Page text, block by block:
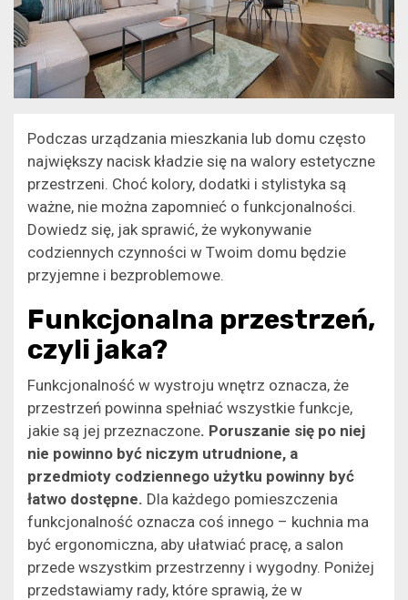
Podczas urządzania mieszkania lub domu często
największy nacisk kładzie się na walory estetyczne
przestrzeni. Choć kolory, dodatki i stylistyka są
ważne, nie można zapomnieć o funkcjonalności.
Dowiedz się, jak sprawić, że wykonywanie
codziennych czynności w Twoim domu będzie
przyjemne i bezproblemowe.
Funkcjonalna przestrzeń,
czyli jaka?
Funkcjonalność w wystroju wnętrz oznacza, że
przestrzeń powinna spełniać wszystkie funkcje,
jakie są jej przeznaczone. Poruszanie się po niej
nie powinno być niczym utrudnione, a
przedmioty codziennego użytku powinny być
łatwo dostępne. Dla każdego pomieszczenia
funkcjonalność oznacza coś innego – kuchnia ma
być ergonomiczna, aby ułatwiać pracę, a salon
przede wszystkim przestrzenny i wygodny. Poniżej
przedstawiamy rady, które sprawią, że w